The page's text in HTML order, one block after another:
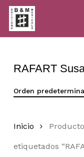
Skip
main
content
RAFART
Orden
Inicio
etiquetados